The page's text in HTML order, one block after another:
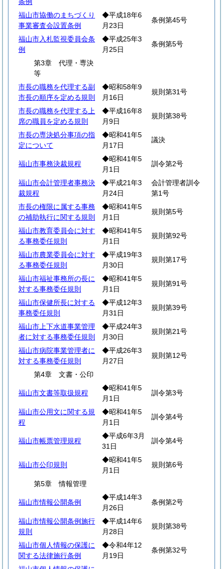
福山市協働のまちづくり
事業審査会設置条例
◆平成18年6
月23日
条例第45号
福山市入札監視委員会条
例
◆平成25年3
月25日
条例第5号
第3章 代理・専決
等
市長の職務を代理する副
市長の順序を定める規則
◆昭和58年9
月16日
規則第31号
市長の職務を代理する上
席の職員を定める規則
◆平成16年8
月9日
規則第38号
市長の専決処分事項の指
定について
◆昭和41年5
月17日
議決
福山市事務決裁規程
◆昭和41年5
月1日
訓令第2号
福山市会計管理者事務決
裁規程
◆平成21年3
月24日
会計管理者訓令
第1号
市長の権限に属する事務
の補助執行に関する規則
◆昭和41年5
月1日
規則第5号
福山市教育委員会に対す
る事務委任規則
◆昭和41年5
月1日
規則第92号
福山市農業委員会に対す
る事務委任規則
◆平成19年3
月30日
規則第17号
福山市福祉事務所の長に
対する事務委任規則
◆昭和41年5
月1日
規則第91号
福山市保健所長に対する
事務委任規則
◆平成12年3
月31日
規則第39号
福山市上下水道事業管理
者に対する事務委任規則
◆平成24年3
月30日
規則第21号
福山市病院事業管理者に
対する事務委任規則
◆平成26年3
月27日
規則第12号
第4章 文書・公印
福山市文書等取扱規程
◆昭和41年5
月1日
訓令第3号
福山市公用文に関する規
程
◆昭和41年5
月1日
訓令第4号
福山市帳票管理規程
◆平成6年3月
31日
訓令第4号
福山市公印規則
◆昭和41年5
月1日
規則第6号
第5章 情報管理
福山市情報公開条例
◆平成14年3
月26日
条例第2号
福山市情報公開条例施行
規則
◆平成14年6
月28日
規則第38号
福山市個人情報の保護に
関する法律施行条例
◆令和4年12
月19日
条例第32号